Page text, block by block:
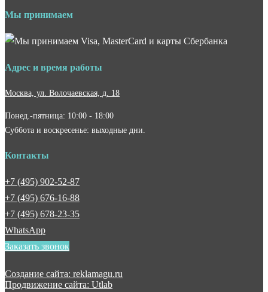
Мы принимаем
Адрес и время работы
Москва, ул. Волочаевская, д. 18
Понед.-пятница: 10:00 - 18:00
Суббота и воскресенье: выходные дни.
Контакты
+7 (495) 902-52-87
+7 (495) 676-16-88
+7 (495) 678-23-35
WhatsApp
Заказать звонок
Создание сайта: reklamagu.ru
Продвижение сайта: Utlab